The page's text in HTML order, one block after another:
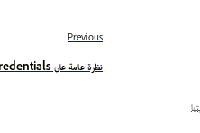
Previous
نظرة عامة على Content Credentials